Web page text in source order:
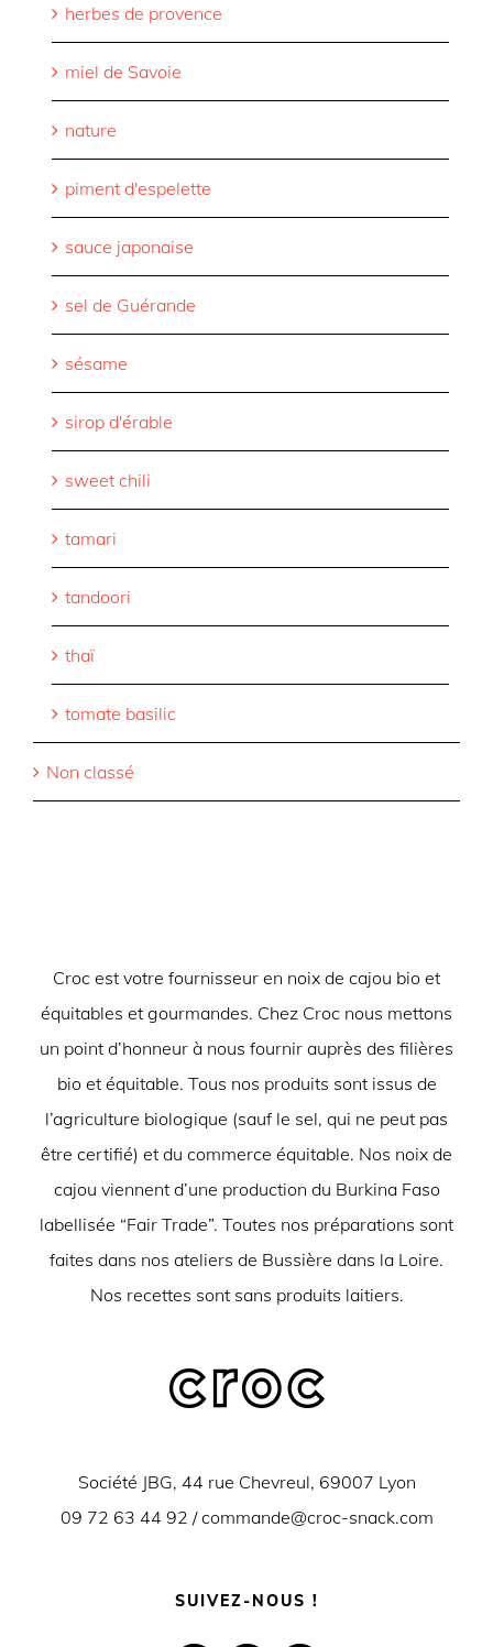
herbes de provence
miel de Savoie
nature
piment d'espelette
sauce japonaise
sel de Guérande
sésame
sirop d'érable
sweet chili
tamari
tandoori
thaï
tomate basilic
Non classé
Croc est votre fournisseur en noix de cajou bio et
équitables et gourmandes. Chez Croc nous mettons
un point d’honneur à nous fournir auprès des filières
bio et équitable. Tous nos produits sont issus de
l’agriculture biologique (sauf le sel, qui ne peut pas
être certifié) et du commerce équitable. Nos noix de
cajou viennent d’une production du Burkina Faso
labellisée “Fair Trade”. Toutes nos préparations sont
faites dans nos ateliers de Bussière dans la Loire.
Nos recettes sont sans produits laitiers.
Société JBG, 44 rue Chevreul, 69007 Lyon
09 72 63 44 92 /commande@croc-snack.com
SUIVEZ-NOUS !